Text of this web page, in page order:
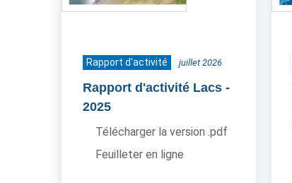
Rapport d'activité juillet 2026
Rapport d'activité Lacs -
2025
Télécharger la version .pdf
Feuilleter en ligne